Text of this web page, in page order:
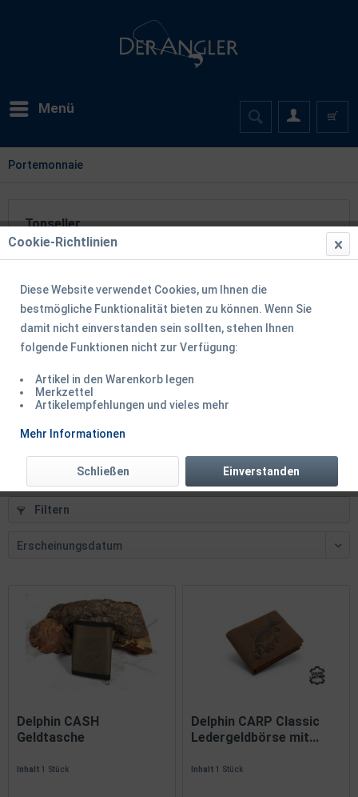
Menü
Portemonnaie
Topseller
Balzer Leder Portemonnaie mit Fischmotiv...
Filtern
Delphin CASH
Geldtasche
Inhalt1 Stück
Delphin CARP Classic
Ledergeldbörse mit...
Inhalt1 Stück
Cookie-Richtlinien
Diese Website verwendet Cookies, um Ihnen die
bestmögliche Funktionalität bieten zu können. Wenn Sie
damit nicht einverstanden sein sollten, stehen Ihnen
folgende Funktionen nicht zur Verfügung:
Artikel in den Warenkorb legen
Merkzettel
Artikelempfehlungen und vieles mehr
Mehr Informationen
Einverstanden
Schließen